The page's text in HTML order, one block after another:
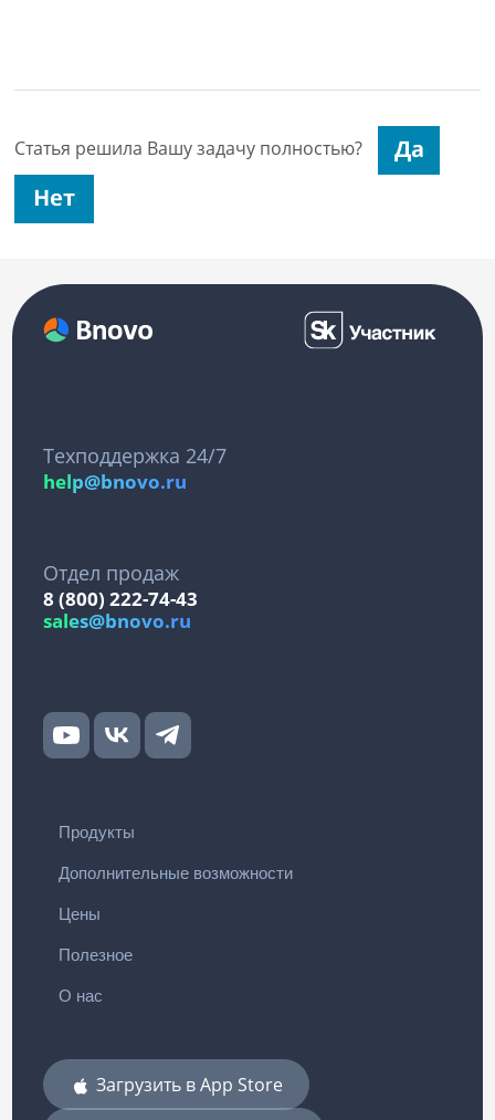
Статья решила Вашу задачу полностью?
Техподдержка 24/7
help@bnovo.ru
Отдел продаж
8 (800) 222-74-43
sales@bnovo.ru
Продукты
Дополнительные возможности
Цены
Полезное
О нас
Загрузить в App Store